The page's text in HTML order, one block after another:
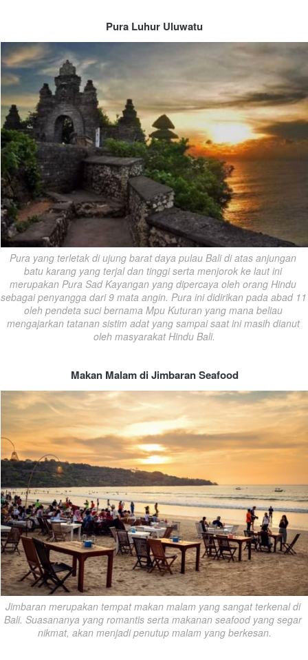
Pura Luhur Uluwatu
Pura yang terletak di ujung barat daya pulau Bali di atas anjungan
batu karang yang terjal dan tinggi serta menjorok ke laut ini
merupakan Pura Sad Kayangan yang dipercaya oleh orang Hindu
sebagai penyangga dari 9 mata angin. Pura ini didirikan pada abad 11
oleh pendeta suci bernama Mpu Kuturan yang mana beliau
mengajarkan tatanan sistim adat yang sampai saat ini masih dianut
oleh masyarakat Hindu Bali.
Makan Malam di Jimbaran Seafood
Jimbaran merupakan tempat makan malam yang sangat terkenal di
Bali. Suasananya yang romantis serta makanan seafood yang segar
nikmat, akan menjadi penutup malam yang berkesan.